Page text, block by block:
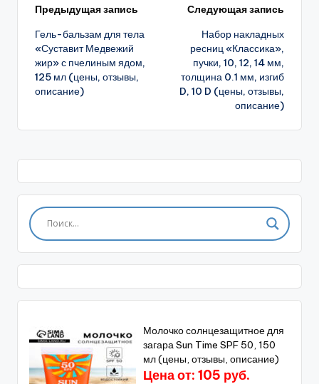
Навигация
записи
Предыдущая запись
Гель-бальзам для тела
«Суставит Медвежий
жир» с пчелиным ядом,
125 мл (цены, отзывы,
описание)
Следующая запись
Набор накладных
ресниц «Классика»,
пучки, 10, 12, 14 мм,
толщина 0.1 мм, изгиб
D, 10 D (цены, отзывы,
описание)
Молочко солнцезащитное для
загара Sun Time SPF 50, 150
мл (цены, отзывы, описание)
Цена от: 105 руб.